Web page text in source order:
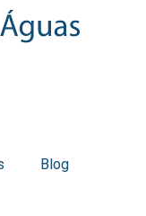
Blog